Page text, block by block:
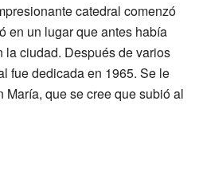
catedral comenzó
en un lugar que antes había
la ciudad. Después de varios
fue dedicada en 1965. Se le
que se cree que subió al